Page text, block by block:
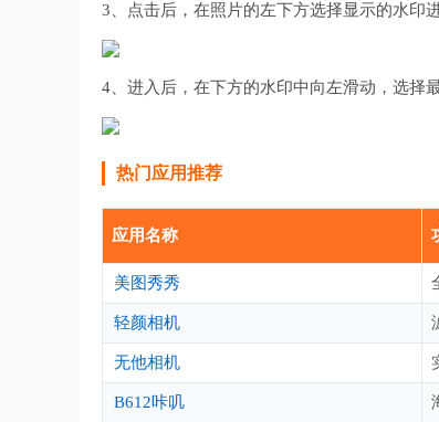
3、点击后，在照片的左下方选择显示的水印进
4、进入后，在下方的水印中向左滑动，选择
热门应用推荐
应用名称
美图秀秀
轻颜相机
无他相机
B612咔叽